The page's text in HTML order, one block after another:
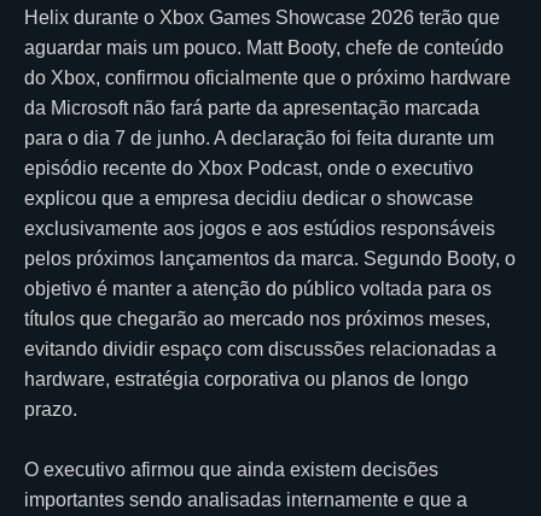
Helix durante o Xbox Games Showcase 2026 terão que
aguardar mais um pouco. Matt Booty, chefe de conteúdo
do Xbox, confirmou oficialmente que o próximo hardware
da Microsoft não fará parte da apresentação marcada
para o dia 7 de junho. A declaração foi feita durante um
episódio recente do Xbox Podcast, onde o executivo
explicou que a empresa decidiu dedicar o showcase
exclusivamente aos jogos e aos estúdios responsáveis
pelos próximos lançamentos da marca. Segundo Booty, o
objetivo é manter a atenção do público voltada para os
títulos que chegarão ao mercado nos próximos meses,
evitando dividir espaço com discussões relacionadas a
hardware, estratégia corporativa ou planos de longo
prazo.
O executivo afirmou que ainda existem decisões
importantes sendo analisadas internamente e que a